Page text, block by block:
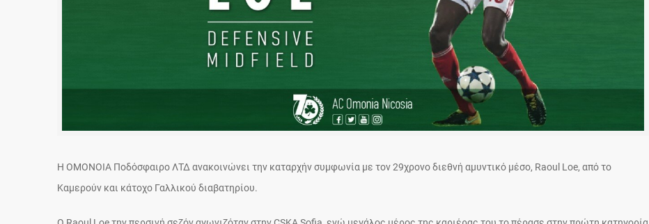
Η ΟΜΟΝΟΙΑ Ποδόσφαιρο ΛΤΔ ανακοινώνει την καταρχήν συμφωνία με τον 29χρονο διεθνή αμυντικό μέσο, Raoul Loe, από το
Καμερούν και κάτοχο Γαλλικού διαβατηρίου.